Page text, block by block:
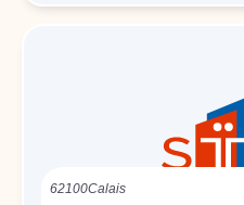
62100Calais